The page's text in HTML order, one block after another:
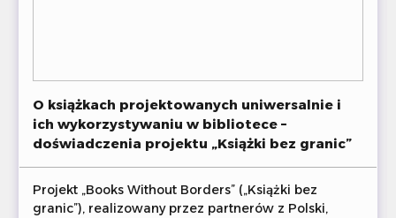
O książkach projektowanych uniwersalnie i
ich wykorzystywaniu w bibliotece –
doświadczenia projektu „Książki bez granic”
Projekt „Books Without Borders” („Książki bez
granic”), realizowany przez partnerów z Polski,